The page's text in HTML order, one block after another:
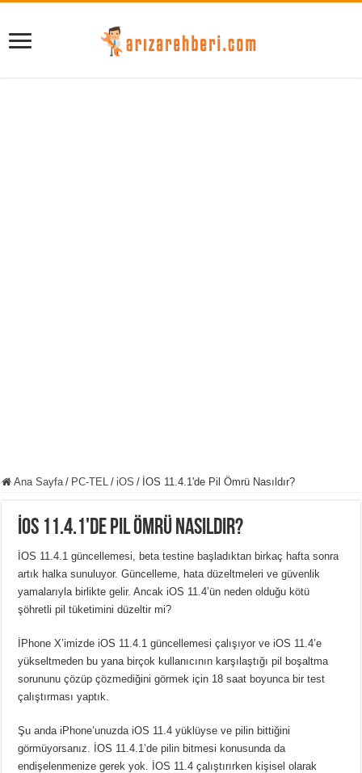
Ana Sayfa / PC-TEL / iOS / İOS 11.4.1'de Pil Ömrü Nasıldır?
İOS 11.4.1'de Pil Ömrü Nasıldır?
İOS 11.4.1 güncellemesi, beta testine başladıktan birkaç hafta sonra
artık halka sunuluyor. Güncelleme, hata düzeltmeleri ve güvenlik
yamalarıyla birlikte gelir. Ancak iOS 11.4’ün neden olduğu kötü
şöhretli pil tüketimini düzeltir mi?
İPhone X’imizde iOS 11.4.1 güncellemesi çalışıyor ve iOS 11.4’e
yükseltmeden bu yana birçok kullanıcının karşılaştığı pil boşaltma
sorununu çözüp çözmediğini görmek için 18 saat boyunca bir test
çalıştırması yaptık.
Şu anda iPhone’unuzda iOS 11.4 yüklüyse ve pilin bittiğini
görmüyorsanız. İOS 11.4.1’de pilin bitmesi konusunda da
endişelenmenize gerek yok. İOS 11.4 çalıştırırken kişisel olarak